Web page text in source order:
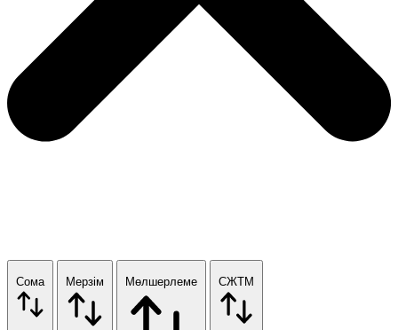
Сома Мерзім Мөлшерлеме СЖТМ